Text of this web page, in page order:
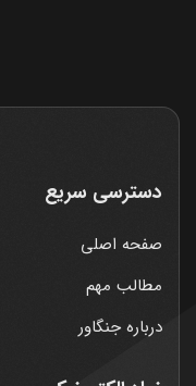
دسترسی سریع
صفحه اصلی
مطالب مهم
درباره جنگاور